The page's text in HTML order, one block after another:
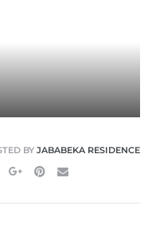
BY JABABEKA RESIDENCE